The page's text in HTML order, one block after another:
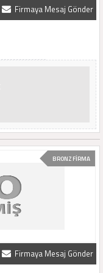
Firmaya Mesaj Gönder
BRONZ FİRMA
Firmaya Mesaj Gönder